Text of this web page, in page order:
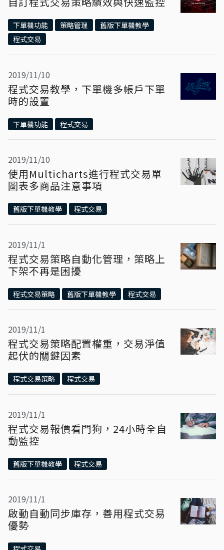
下單機功能 策略管理
舊版下單機教學
程式交易
2019/11/10
程式交易教學，下單機多帳戶下單
時的設置
下單機功能 程式交易
2019/11/10
使用Multicharts進行程式交易單
圖表多商品注意事項
舊版下單機教學 程式交易
2019/11/1
程式交易策略自動化管理，策略上
下架不再是困擾
程式交易策略 舊版下單機教學 程式交易
2019/11/1
程式交易策略配置權重，交易淨值
起伏的關鍵因素
程式交易策略 程式交易
2019/11/1
程式交易報價看門狗，24小時全自
動監控
舊版下單機教學 程式交易
2019/11/1
啟動自動同步庫存，善用程式交易
優勢